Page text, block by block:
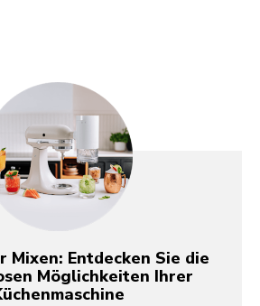
Mixen: Entdecken Sie die
Möglichkeiten Ihrer